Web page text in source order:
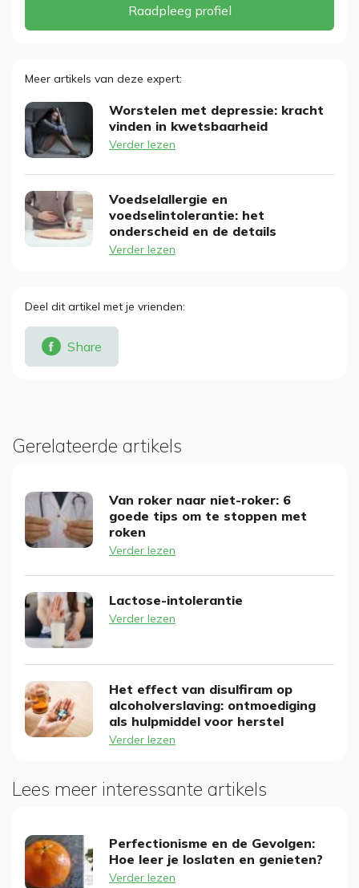
Raadpleeg profiel
Meer artikels van deze expert
Worstelen met depressie: kracht
vinden in kwetsbaarheid
Verder lezen
Voedselallergie en
voedselintolerantie: het
onderscheid en de details
Verder lezen
Deel dit artikel met je vrienden
Share
Gerelateerde artikels
Van roker naar niet-roker: 6
goede tips om te stoppen met
roken
Verder lezen
Lactose-intolerantie
Verder lezen
Het effect van disulfiram op
alcoholverslaving: ontmoediging
als hulpmiddel voor herstel
Verder lezen
Lees meer interessante artikels
Perfectionisme en de Gevolgen:
Hoe leer je loslaten en genieten?
Verder lezen